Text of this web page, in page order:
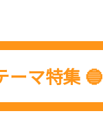
ーマ特集 🔵